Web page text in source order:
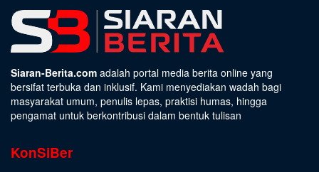
Siaran-Berita.com adalah portal media berita online yang
bersifat terbuka dan inklusif. Kami menyediakan wadah bagi
masyarakat umum, penulis lepas, praktisi humas, hingga
pengamat untuk berkontribusi dalam bentuk tulisan
KonSiBer